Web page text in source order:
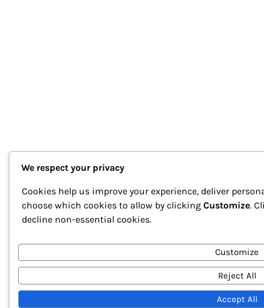
We respect your privacy
Cookies help us improve your experience, deliver
choose which cookies to allow by clicking Customize.
decline non-essential cookies.
Customize
Reject All
Accept All